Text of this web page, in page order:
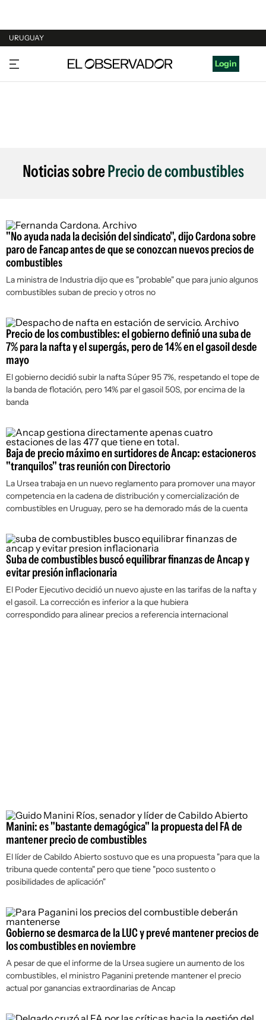
URUGUAY
URUGUAY
ARGENTINA
Login
Noticias sobrePrecio de combustibles
"No ayuda nada la decisión del sindicato", dijo Cardona sobre
paro de Fancap antes de que se conozcan nuevos precios de
combustibles
La ministra de Industria dijo que es "probable" que para junio algunos
combustibles suban de precio y otros no
Precio de los combustibles: el gobierno definió una suba de
7% para la nafta y el supergás, pero de 14% en el gasoil desde
mayo
El gobierno decidió subir la nafta Súper 95 7%, respetando el tope de
la banda de flotación, pero 14% par el gasoil 50S, por encima de la
banda
Baja de precio máximo en surtidores de Ancap: estacioneros
"tranquilos" tras reunión con Directorio
La Ursea trabaja en un nuevo reglamento para promover una mayor
competencia en la cadena de distribución y comercialización de
combustibles en Uruguay, pero se ha demorado más de la cuenta
Suba de combustibles buscó equilibrar finanzas de Ancap y
evitar presión inflacionaria
El Poder Ejecutivo decidió un nuevo ajuste en las tarifas de la nafta y
el gasoil. La corrección es inferior a la que hubiera
correspondido para alinear precios a referencia internacional
Manini: es "bastante demagógica" la propuesta del FA de
mantener precio de combustibles
El líder de Cabildo Abierto sostuvo que es una propuesta "para que la
tribuna quede contenta" pero que tiene "poco sustento o
posibilidades de aplicación"
Gobierno se desmarca de la LUC y prevé mantener precios de
los combustibles en noviembre
A pesar de que el informe de la Ursea sugiere un aumento de los
combustibles, el ministro Paganini pretende mantener el precio
actual por ganancias extraordinarias de Ancap